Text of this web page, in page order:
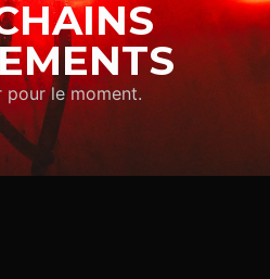
pour le moment.